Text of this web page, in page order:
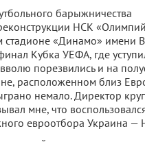
барыжничества
НСК
стадионе «Динамо»
Кубка УЕФА, где
порезвились и на
расположенном близ
немало. Директор
мне, что
евроотбора Украина —